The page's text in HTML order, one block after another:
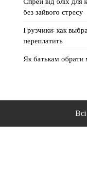
без зайвого стресу
Грузчики: как
переплатить
Як батькам обрати